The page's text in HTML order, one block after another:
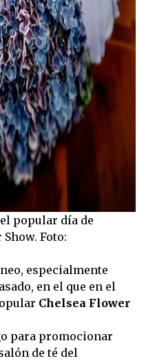
popular día de
Foto:
especialmente
en el que en el
Chelsea Flower
para promocionar
de té del